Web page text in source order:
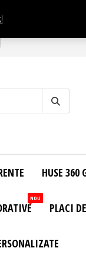
HUSE 360
NOU
PLACI